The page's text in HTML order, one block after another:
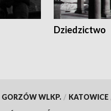
Dziedzictwo
GORZÓW WLKP. / KATOWICE